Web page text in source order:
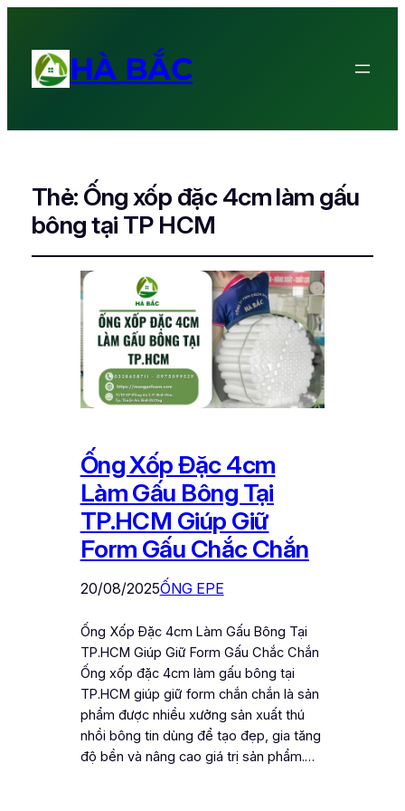
HÀ BẮC
Thẻ: Ống xốp đặc 4cm làm gấu
bông tại TP HCM
Ống Xốp Đặc 4cm
Làm Gấu Bông Tại
TP.HCM Giúp Giữ
Form Gấu Chắc Chắn
20/08/2025ỐNG EPE
Ống Xốp Đặc 4cm Làm Gấu Bông Tại
TP.HCM Giúp Giữ Form Gấu Chắc Chắn
Ống xốp đặc 4cm làm gấu bông tại
TP.HCM giúp giữ form chắn chắn là sản
phẩm được nhiều xưởng sản xuất thú
nhồi bông tin dùng để tạo đẹp, gia tăng
độ bền và nâng cao giá trị sản phẩm.…